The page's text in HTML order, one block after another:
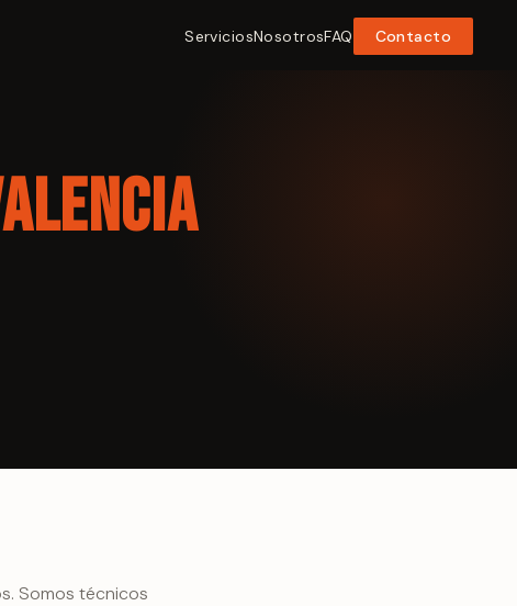
ServiciosNosotrosFAQ Contacto
Somos técnicos